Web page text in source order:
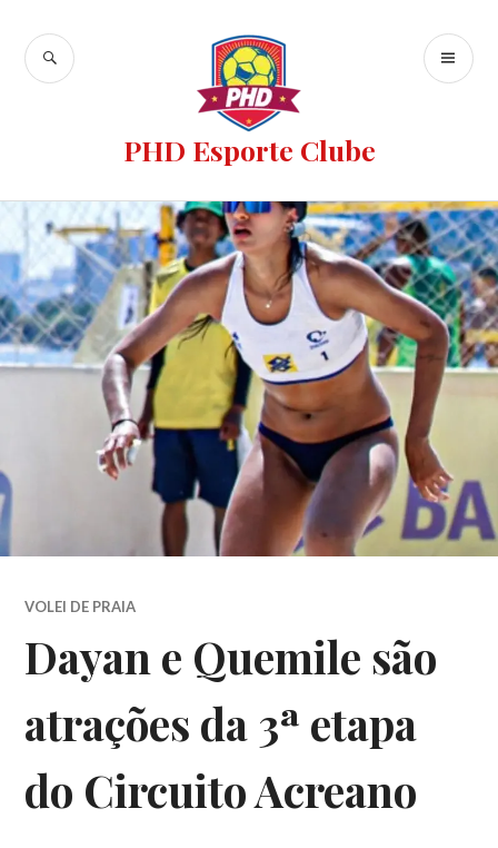
PHD Esporte Clube
VOLEI DE PRAIA
Dayan e Quemile são
atrações da 3ª etapa
do Circuito Acreano